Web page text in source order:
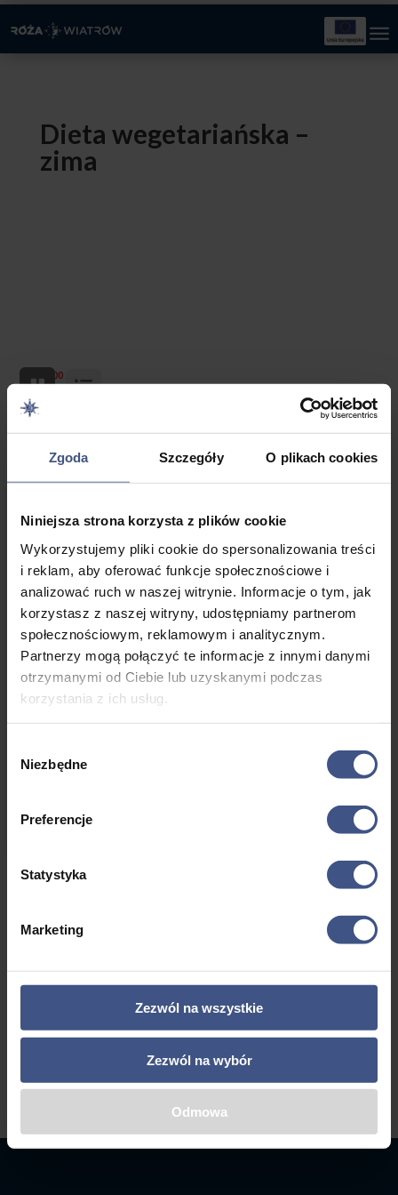
Zgoda Szczegóły O plikach cookies
Niniejsza strona korzysta z plików cookie
Wykorzystujemy pliki cookie do spersonalizowania treści
i reklam, aby oferować funkcje społecznościowe i
analizować ruch w naszej witrynie. Informacje o tym, jak
korzystasz z naszej witryny, udostępniamy partnerom
społecznościowym, reklamowym i analitycznym.
Partnerzy mogą połączyć te informacje z innymi danymi
otrzymanymi od Ciebie lub uzyskanymi podczas
korzystania z ich usług.
zgody
Niezbędne
Preferencje
Statystyka
Marketing
Zezwól na wszystkie
Zezwól na wybór
Odmowa
Dieta wegetariańska –
zima
80,00
Wyświetlanie 46–46 z 46 wyników
Biała Szkoła –
Obóz
narciarsko-
snowboardowy
na Słowacji 11-
18 lat
2599,00zł
Pierwotna
cena
2599,00 zł.
2299,00zł
Aktualna
wynosi:
5 dni
Wiek: 11
Zagranic
←
9
10